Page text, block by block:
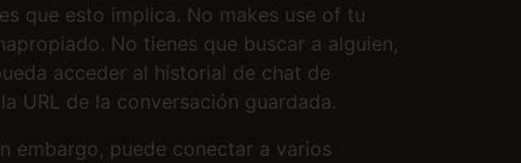
que esto implica. No makes use of tu
No tienes que buscar a alguien,
acceder al historial de chat de
URL de la conversación guardada.
embargo, puede conectar a varios